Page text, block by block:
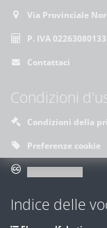
Via Provinciale
P. IVA 02263080133
Contattaci
Condizioni
Condizioni della
Preferenze cookie
Indice delle